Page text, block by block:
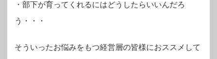
・部下が育ってくれるにはどうしたらいいんだろ
う・・・
そういったお悩みをもつ経営層の皆様におススメして